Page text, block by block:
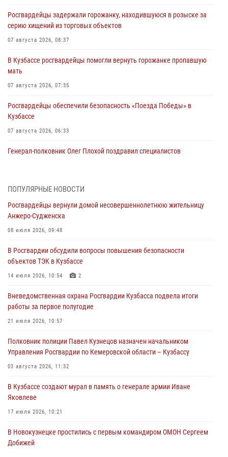
Росгвардейцы задержали горожанку, находившуюся в розыске за
серию хищений из торговых объектов
07 августа 2026, 08:37
В Кузбассе росгвардейцы помогли вернуть горожанке пропавшую
мать
07 августа 2026, 07:35
Росгвардейцы обеспечили безопасность «Поезда Победы» в
Кузбассе
07 августа 2026, 06:33
Генерал-полковник Олег Плохой поздравил специалистов
07 августа 2026, 05:32
С 1 сентября 2026 года вступает в силу новый федеральный закон о
частной охранной деятельности
06 августа 2026, 10:19
Росгвардейцы задержали предполагаемого виновника причинения
ножевого ранения кемеровчанину
06 августа 2026, 09:18
Росгвардейцы задержали мужчину, повредившего имущество
горожанки
06 августа 2026, 08:17
Росгвардейцы пресекли противоправные действия и защитили
новокузнечанку от агрессивного знакомого
06 августа 2026, 07:16
ПОПУЛЯРНЫЕ НОВОСТИ
Росгвардейцы вернули домой несовершеннолетнюю жительницу
Анжеро-Судженска
08 июля 2026, 09:48
В Росгвардии обсудили вопросы повышения безопасности
объектов ТЭК в Кузбассе
14 июля 2026, 10:54 2
Вневедомственная охрана Росгвардии Кузбасса подвела итоги
работы за первое полугодие
21 июля 2026, 10:57
Полковник полиции Павел Кузнецов назначен начальником
Управления Росгвардии по Кемеровской области – Кузбассу
03 августа 2026, 11:32
В Кузбассе создают мурал в память о генерале армии Иване
Яковлеве
17 июля 2026, 10:21
В Новокузнецке простились с первым командиром ОМОН Сергеем
Добижей